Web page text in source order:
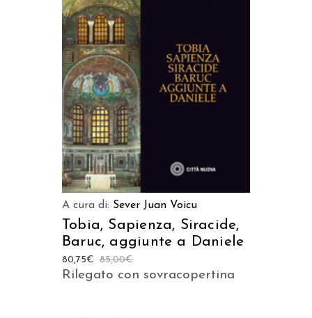
AGGIUNGI AL CARRELLO
A cura di: Sever Juan Voicu
Tobia, Sapienza, Siracide,
Baruc, aggiunte a Daniele
85,00€
80,75€
Rilegato con sovracopertina